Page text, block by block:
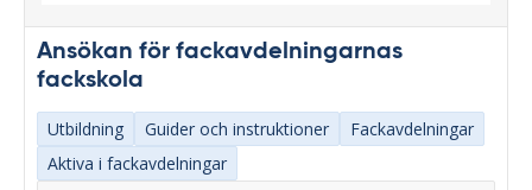
Ansökan för fackavdelningarnas
fackskola
Utbildning Guider och instruktioner
Fackavdelningar
Aktiva i fackavdelningar